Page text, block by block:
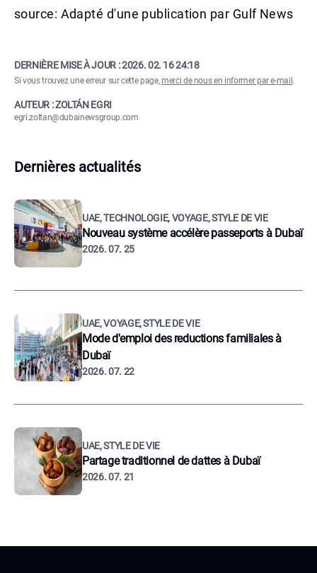
source: Adapté d'une publication par Gulf News
DERNIÈRE MISE À JOUR :2026. 02. 16 24:18
Si vous trouvez une erreur sur cette page,merci de nous en informer par e-mail .
AUTEUR : ZOLTÁN EGRI
egri.zoltan@dubainewsgroup.com
Dernières actualités
UAE, TECHNOLOGIE, VOYAGE, STYLE DE VIE
Nouveau système accélère passeports à Dubaï
2026. 07. 25
UAE, VOYAGE, STYLE DE VIE
Mode d'emploi des reductions familiales à
Dubaï
2026. 07. 22
UAE, STYLE DE VIE
Partage traditionnel de dattes à Dubaï
2026. 07. 21